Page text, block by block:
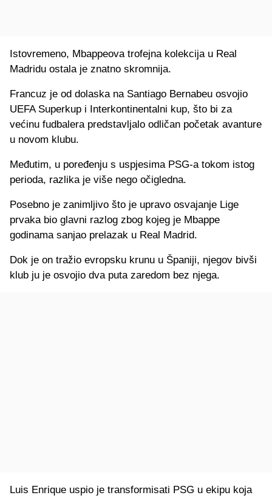
Istovremeno, Mbappeova trofejna kolekcija u Real
Madridu ostala je znatno skromnija.
Francuz je od dolaska na Santiago Bernabeu osvojio
UEFA Superkup i Interkontinentalni kup, što bi za
većinu fudbalera predstavljalo odličan početak avanture
u novom klubu.
Međutim, u poređenju s uspjesima PSG-a tokom istog
perioda, razlika je više nego očigledna.
Posebno je zanimljivo što je upravo osvajanje Lige
prvaka bio glavni razlog zbog kojeg je Mbappe
godinama sanjao prelazak u Real Madrid.
Dok je on tražio evropsku krunu u Španiji, njegov bivši
klub ju je osvojio dva puta zaredom bez njega.
Luis Enrique uspio je transformisati PSG u ekipu koja